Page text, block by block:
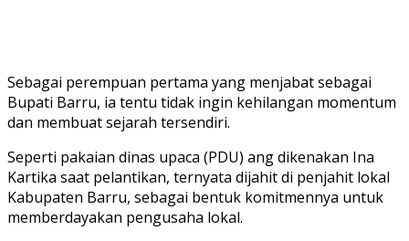
Sebagai perempuan pertama yang menjabat sebagai
Bupati Barru, ia tentu tidak ingin kehilangan momentum
dan membuat sejarah tersendiri.
Seperti pakaian dinas upaca (PDU) ang dikenakan Ina
Kartika saat pelantikan, ternyata dijahit di penjahit lokal
Kabupaten Barru, sebagai bentuk komitmennya untuk
memberdayakan pengusaha lokal.